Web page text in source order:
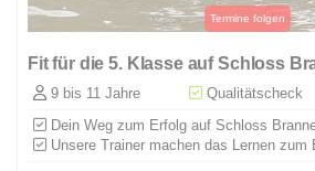
Fit für die 5. Klasse auf Schloss
9 bis 11 Jahre Qualitätscheck
Dein Weg zum Erfolg auf Schloss
Unsere Trainer machen das Lernen zum